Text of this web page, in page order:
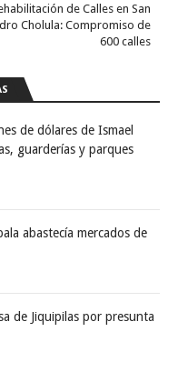
de Calles en San
Cholula: Compromiso de
600 calles
de dólares de Ismael
guarderías y parques
abastecía mercados de
de Jiquipilas por presunta